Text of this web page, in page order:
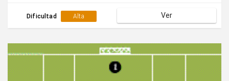
rotan las posiciones.
Dificultad Alta Ver